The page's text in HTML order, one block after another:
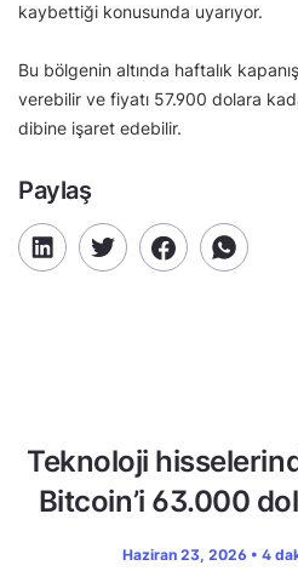
kaybettiği konusunda uyarıyor.
Bu bölgenin altında haftalık
verebilir ve fiyatı 57.900 dolara
dibine işaret edebilir.
Paylaş
Teknoloji
Bitcoin’i 63.000
Haziran 23, 2026 • 4